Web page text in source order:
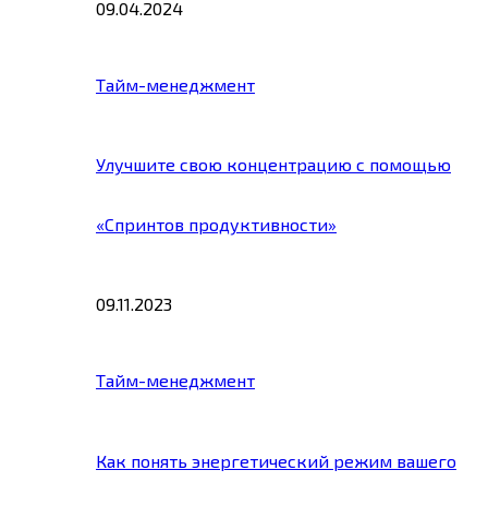
09.04.2024
Тайм-менеджмент
Улучшите свою концентрацию с помощью
«Спринтов продуктивности»
09.11.2023
Тайм-менеджмент
Как понять энергетический режим вашего